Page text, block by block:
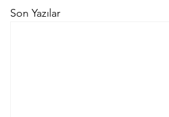
Son Yazılar